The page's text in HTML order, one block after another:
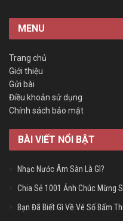
MENU
Trang chủ
Giới thiệu
Gửi bài
Điều khoản sử dụng
Chính sách bảo mật
BÀI VIẾT NỔI BẬT
Nhạc Nước Âm Sàn Là Gì?
Chia Sẻ 1001 Ảnh Chúc Mừng
Bạn Đã Biết Gì Về Vé Số Bấm